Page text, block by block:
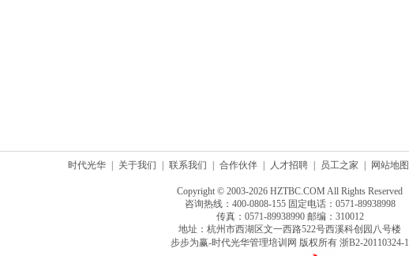
时代光华 关于我们 联系我们 合作伙伴 人才招聘 员工之家 网站地图
Copyright © 2003-2026 HZTBC.COM All Rights Reserved
咨询热线：400-0808-155 固定电话：0571-89938998
传真：0571-89938990 邮编：310012
地址：杭州市西湖区文一西路522号西溪科创园八号楼
步步为赢-时代光华管理培训网 版权所有 浙B2-20110324-1